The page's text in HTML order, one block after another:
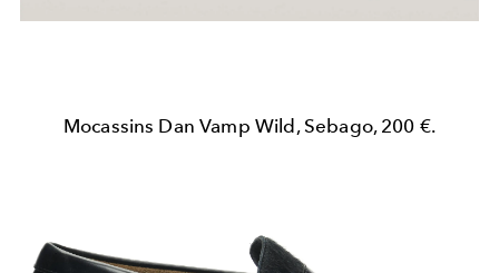
Mocassins Dan Vamp Wild, Sebago, 200 €.